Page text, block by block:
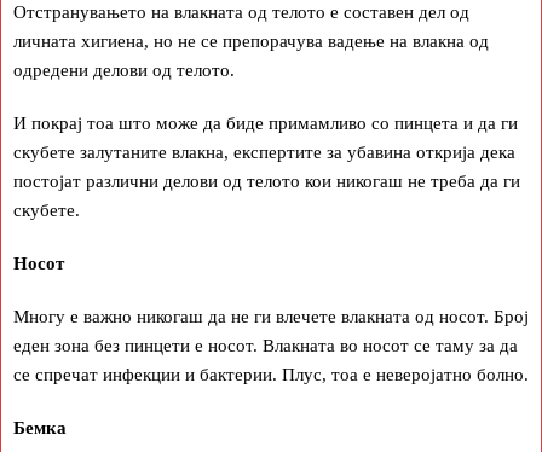
Отстранувањето на влакната од телото е составен дел од
личната хигиена, но не се препорачува вадење на влакна од
одредени делови од телото.
И покрај тоа што може да биде примамливо со пинцета и да ги
скубете залутаните влакна, експертите за убавина открија дека
постојат различни делови од телото кои никогаш не треба да ги
скубете.
Носот
Многу е важно никогаш да не ги влечете влакната од носот. Број
еден зона без пинцети е носот. Влакната во носот се таму за да
се спречат инфекции и бактерии. Плус, тоа е неверојатно болно.
Бемка